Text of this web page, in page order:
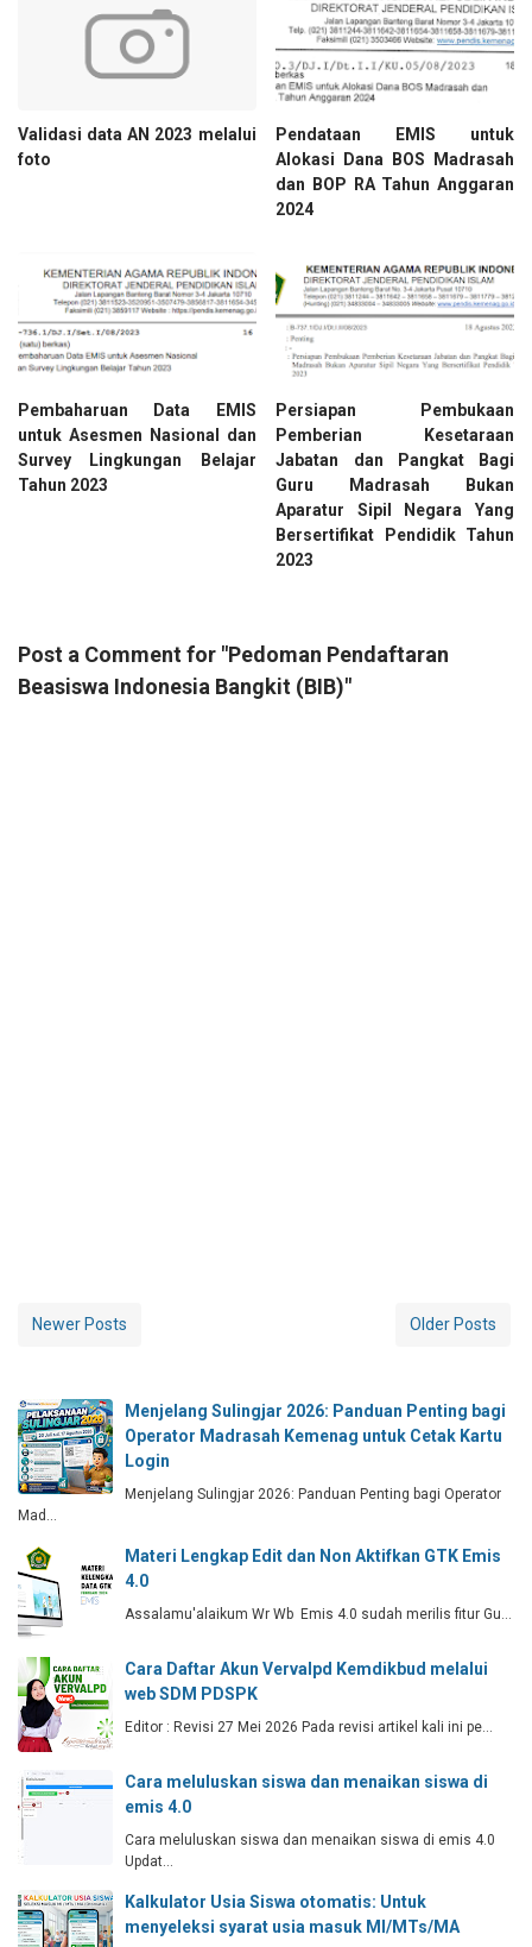
Validasi data AN 2023 melalui
foto
Pendataan EMIS untuk
Alokasi Dana BOS Madrasah
dan BOP RA Tahun Anggaran
2024
Pembaharuan Data EMIS
untuk Asesmen Nasional dan
Survey Lingkungan Belajar
Tahun 2023
Persiapan Pembukaan
Pemberian Kesetaraan
Jabatan dan Pangkat Bagi
Guru Madrasah Bukan
Aparatur Sipil Negara Yang
Bersertifikat Pendidik Tahun
2023
Post a Comment for "Pedoman Pendaftaran
Beasiswa Indonesia Bangkit (BIB)"
Newer Posts Older Posts
Menjelang Sulingjar 2026: Panduan Penting bagi
Operator Madrasah Kemenag untuk Cetak Kartu
Login
Menjelang Sulingjar 2026: Panduan Penting bagi Operator
Mad…
Materi Lengkap Edit dan Non Aktifkan GTK Emis
4.0
Assalamu'alaikum Wr Wb Emis 4.0 sudah merilis fitur Gu…
Cara Daftar Akun Vervalpd Kemdikbud melalui
web SDM PDSPK
Editor : Revisi 27 Mei 2026 Pada revisi artikel kali ini pe…
Cara meluluskan siswa dan menaikan siswa di
emis 4.0
Cara meluluskan siswa dan menaikan siswa di emis 4.0
Updat…
Kalkulator Usia Siswa otomatis: Untuk
menyeleksi syarat usia masuk MI/MTs/MA